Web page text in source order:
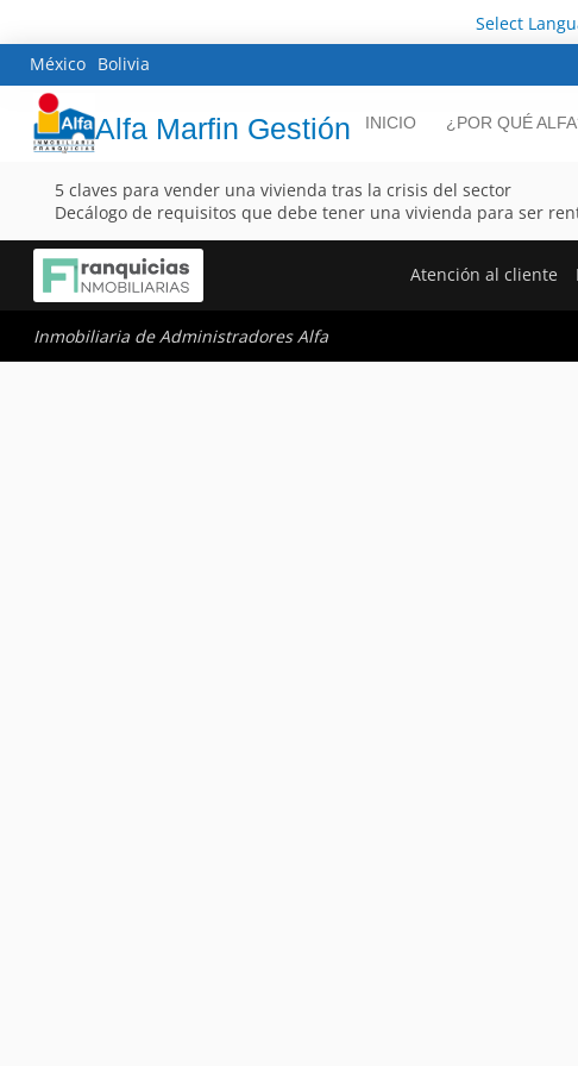
Select
México Bolivia
Alfa Marfin Gestión INICIO ¿POR QUÉ
5 claves para vender una vivienda tras la crisis del sector
Decálogo de requisitos que debe tener una vivienda para ser
Atención al cliente
Inmobiliaria de Administradores Alfa